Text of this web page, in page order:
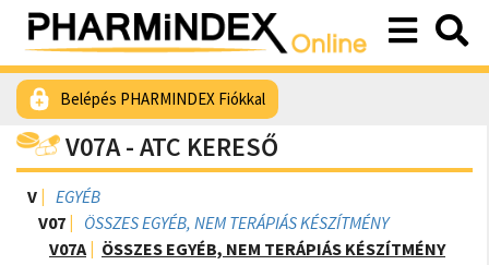
Belépés PHARMINDEX Fiókkal
V07A - ATC KERESŐ
V
EGYÉB
V07
ÖSSZES EGYÉB, NEM TERÁPIÁS KÉSZÍTMÉNY
V07A
ÖSSZES EGYÉB, NEM TERÁPIÁS KÉSZÍTMÉNY